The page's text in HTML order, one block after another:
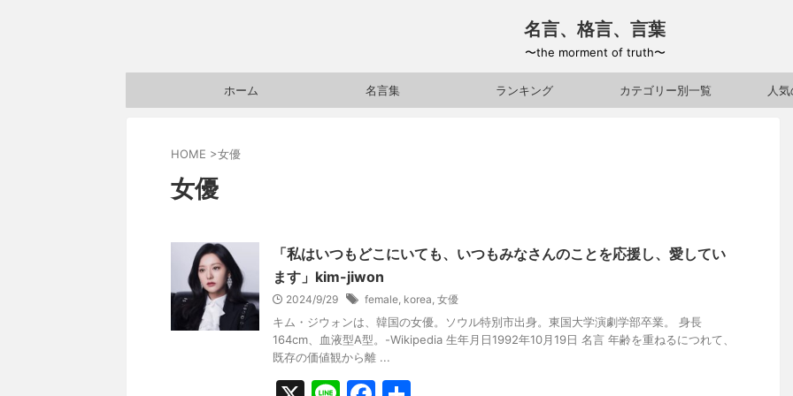
名言、格言、言葉
〜the morment of truth〜
ホーム 名言集 ランキング カテゴリー別一覧 人
HOME >女優
女優
「私はいつもどこにいても、いつもみなさんのことを応援し、愛してい
ます」kim-jiwon
2024/9/29 female, korea, 女優
キム・ジウォンは、韓国の女優。ソウル特別市出身。東国大学演劇学部卒業。 身長
164cm、血液型A型。-Wikipedia 生年月日1992年10月19日 名言 年齢を重ねるにつれて、
既存の価値観から離 ...